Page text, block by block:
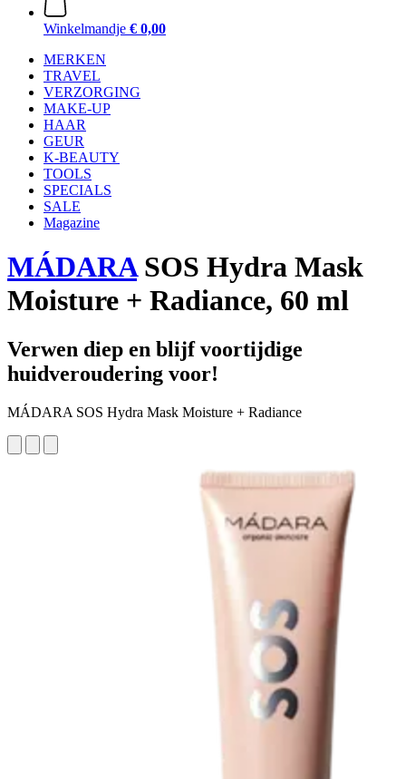
Winkelmandje € 0,00
MERKEN
TRAVEL
VERZORGING
MAKE-UP
HAAR
GEUR
K-BEAUTY
TOOLS
SPECIALS
SALE
Magazine
MÁDARASOS Hydra Mask
Moisture + Radiance, 60 ml
Verwen diep en blijf voortijdige
huidveroudering voor!
MÁDARA SOS Hydra Mask Moisture + Radiance